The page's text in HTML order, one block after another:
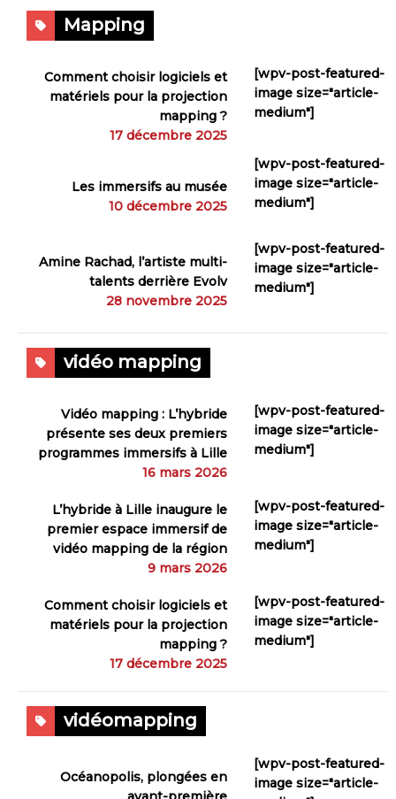
Mapping
Comment choisir logiciels et
matériels pour la projection
mapping ?
17 décembre 2025
[wpv-post-featured-
image size="article-
medium"]
Les immersifs au musée
10 décembre 2025
[wpv-post-featured-
image size="article-
medium"]
Amine Rachad, l’artiste multi-
talents derrière Evolv
28 novembre 2025
[wpv-post-featured-
image size="article-
medium"]
vidéo mapping
Vidéo mapping : L’hybride
présente ses deux premiers
programmes immersifs à Lille
16 mars 2026
[wpv-post-featured-
image size="article-
medium"]
L’hybride à Lille inaugure le
premier espace immersif de
vidéo mapping de la région
9 mars 2026
[wpv-post-featured-
image size="article-
medium"]
Comment choisir logiciels et
matériels pour la projection
mapping ?
17 décembre 2025
[wpv-post-featured-
image size="article-
medium"]
vidéomapping
Océanopolis, plongées en
[wpv-post-featured-
image size="article-